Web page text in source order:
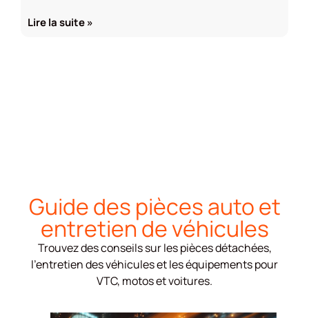
Lire la suite »
Guide des pièces auto et
entretien de véhicules
Trouvez des conseils sur les pièces détachées,
l’entretien des véhicules et les équipements pour
VTC, motos et voitures.